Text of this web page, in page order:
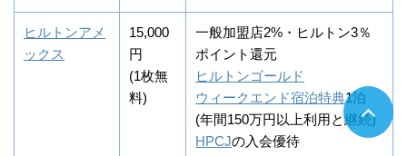
ヒルトンアメ
ックス
15,000
円
(1枚無
料)
一般加盟店2%・ヒルトン3％
ポイント還元
ヒルトンゴールド
ウィークエンド宿泊特典1泊
(年間150万円以上利用と継続)
HPCJの入会優待